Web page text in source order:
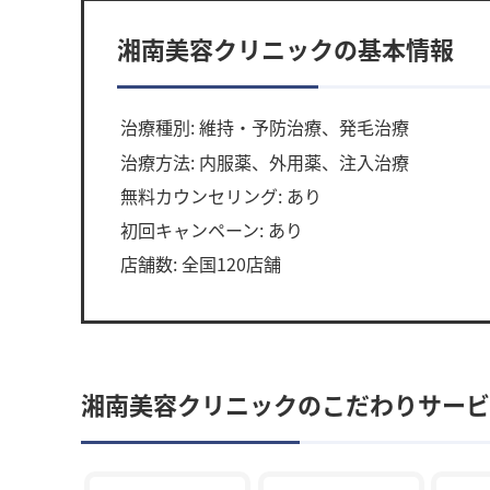
湘南美容クリニックの基本情報
治療種別: 維持・予防治療、発毛治療
治療方法: 内服薬、外用薬、注入治療
無料カウンセリング: あり
初回キャンペーン: あり
店舗数: 全国120店舗
湘南美容クリニックのこだわりサー